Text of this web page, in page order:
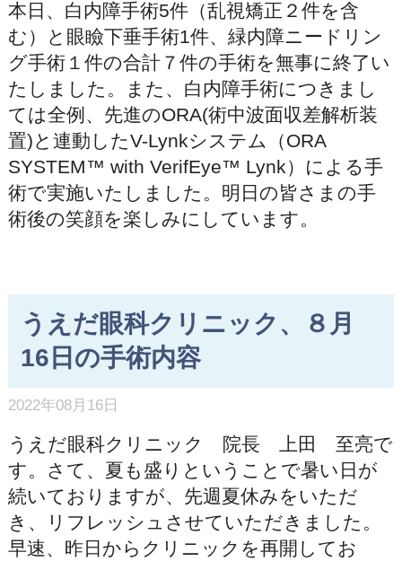
本日、白内障手術5件（乱視矯正２件を含
む）と眼瞼下垂手術1件、緑内障ニードリン
グ手術１件の合計７件の手術を無事に終了い
たしました。また、白内障手術につきまし
ては全例、先進のORA(術中波面収差解析装
置)と連動したV-Lynkシステム（ORA
SYSTEM™ with VerifEye™ Lynk）による手
術で実施いたしました。明日の皆さまの手
術後の笑顔を楽しみにしています。
うえだ眼科クリニック、８月
16日の手術内容
2022年08月16日
うえだ眼科クリニック 院長 上田 至亮で
す。さて、夏も盛りということで暑い日が
続いておりますが、先週夏休みをいただ
き、リフレッシュさせていただきました。
早速、昨日からクリニックを再開してお